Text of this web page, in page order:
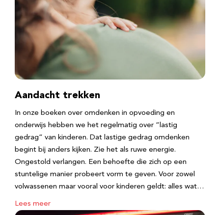
Aandacht trekken
In onze boeken over omdenken in opvoeding en
onderwijs hebben we het regelmatig over “lastig
gedrag” van kinderen. Dat lastige gedrag omdenken
begint bij anders kijken. Zie het als ruwe energie.
Ongestold verlangen. Een behoefte die zich op een
stuntelige manier probeert vorm te geven. Voor zowel
volwassenen maar vooral voor kinderen geldt: alles wat…
Lees meer